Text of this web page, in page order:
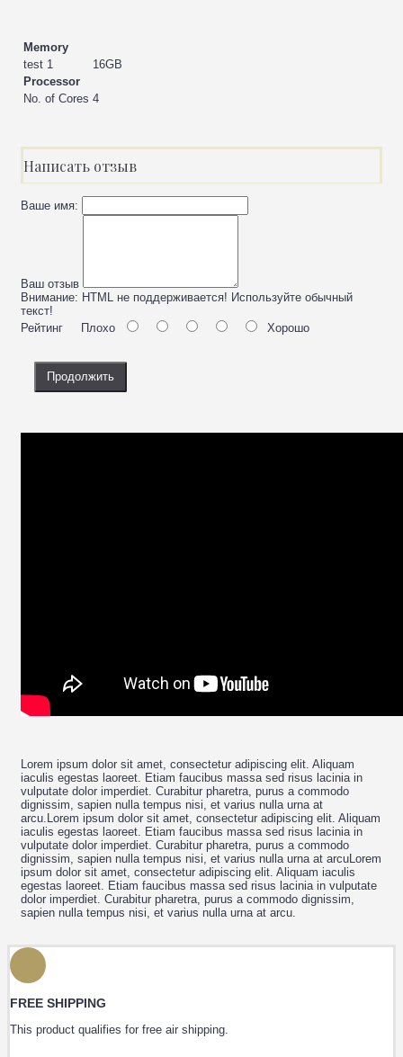
Memory
test 1
16GB
Processor
No. of Cores 4
Написать отзыв
Ваше имя:
Ваш отзыв
Внимание: HTML не поддерживается! Используйте обычный
текст!
Рейтинг Плохо Хорошо
Продолжить
Lorem ipsum dolor sit amet, consectetur adipiscing elit. Aliquam
iaculis egestas laoreet. Etiam faucibus massa sed risus lacinia in
vulputate dolor imperdiet. Curabitur pharetra, purus a commodo
dignissim, sapien nulla tempus nisi, et varius nulla urna at
arcu.Lorem ipsum dolor sit amet, consectetur adipiscing elit. Aliquam
iaculis egestas laoreet. Etiam faucibus massa sed risus lacinia in
vulputate dolor imperdiet. Curabitur pharetra, purus a commodo
dignissim, sapien nulla tempus nisi, et varius nulla urna at arcuLorem
ipsum dolor sit amet, consectetur adipiscing elit. Aliquam iaculis
egestas laoreet. Etiam faucibus massa sed risus lacinia in vulputate
dolor imperdiet. Curabitur pharetra, purus a commodo dignissim,
sapien nulla tempus nisi, et varius nulla urna at arcu.
FREE SHIPPING
This product qualifies for free air shipping.